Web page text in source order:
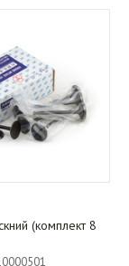
(комплект 8